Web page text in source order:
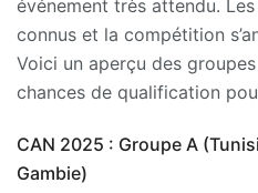
événement très attendu.
connus et la compétition
Voici un aperçu des
chances de qualification
CAN 2025 : Groupe A
Gambie)